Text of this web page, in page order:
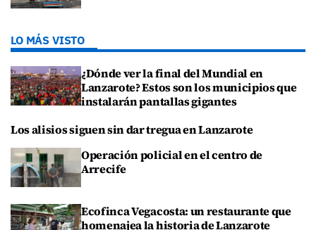
LO MÁS VISTO
¿Dónde ver la final del Mundial en
Lanzarote? Estos son los municipios que
instalarán pantallas gigantes
Los alisios siguen sin dar tregua en Lanzarote
Operación policial en el centro de
Arrecife
Ecofinca Vegacosta: un restaurante que
homenajea la historia de Lanzarote